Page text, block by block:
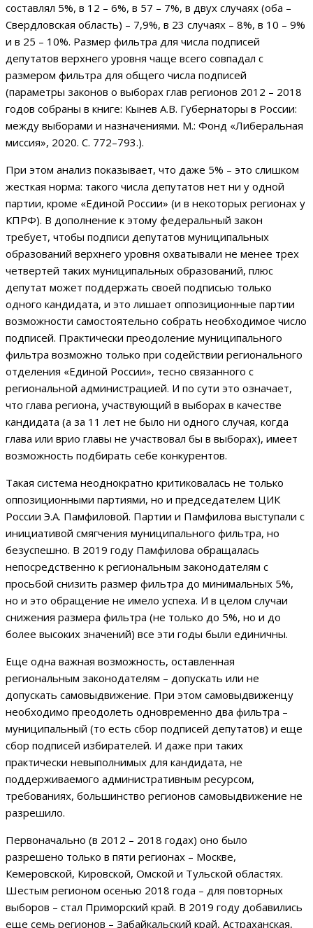
составлял 5%, в 12 – 6%, в 57 – 7%, в двух случаях (оба –
Свердловская область) – 7,9%, в 23 случаях – 8%, в 10 – 9%
и в 25 – 10%. Размер фильтра для числа подписей
депутатов верхнего уровня чаще всего совпадал с
размером фильтра для общего числа подписей
(параметры законов о выборах глав регионов 2012 – 2018
годов собраны в книге: Кынев А.В. Губернаторы в России:
между выборами и назначениями. М.: Фонд «Либеральная
миссия», 2020. С. 772–793.).
При этом анализ показывает, что даже 5% – это слишком
жесткая норма: такого числа депутатов нет ни у одной
партии, кроме «Единой России» (и в некоторых регионах у
КПРФ). В дополнение к этому федеральный закон
требует, чтобы подписи депутатов муниципальных
образований верхнего уровня охватывали не менее трех
четвертей таких муниципальных образований, плюс
депутат может поддержать своей подписью только
одного кандидата, и это лишает оппозиционные партии
возможности самостоятельно собрать необходимое число
подписей. Практически преодоление муниципального
фильтра возможно только при содействии регионального
отделения «Единой России», тесно связанного с
региональной администрацией. И по сути это означает,
что глава региона, участвующий в выборах в качестве
кандидата (а за 11 лет не было ни одного случая, когда
глава или врио главы не участвовал бы в выборах), имеет
возможность подбирать себе конкурентов.
Такая система неоднократно критиковалась не только
оппозиционными партиями, но и председателем ЦИК
России Э.А. Памфиловой. Партии и Памфилова выступали с
инициативой смягчения муниципального фильтра, но
безуспешно. В 2019 году Памфилова обращалась
непосредственно к региональным законодателям с
просьбой снизить размер фильтра до минимальных 5%,
но и это обращение не имело успеха. И в целом случаи
снижения размера фильтра (не только до 5%, но и до
более высоких значений) все эти годы были единичны.
Еще одна важная возможность, оставленная
региональным законодателям – допускать или не
допускать самовыдвижение. При этом самовыдвиженцу
необходимо преодолеть одновременно два фильтра –
муниципальный (то есть сбор подписей депутатов) и еще
сбор подписей избирателей. И даже при таких
практически невыполнимых для кандидата, не
поддерживаемого административным ресурсом,
требованиях, большинство регионов самовыдвижение не
разрешило.
Первоначально (в 2012 – 2018 годах) оно было
разрешено только в пяти регионах – Москве,
Кемеровской, Кировской, Омской и Тульской областях.
Шестым регионом осенью 2018 года – для повторных
выборов – стал Приморский край. В 2019 году добавились
еще семь регионов – Забайкальский край, Астраханская,